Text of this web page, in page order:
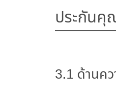
ประกันคุ
3.1 ด้านค